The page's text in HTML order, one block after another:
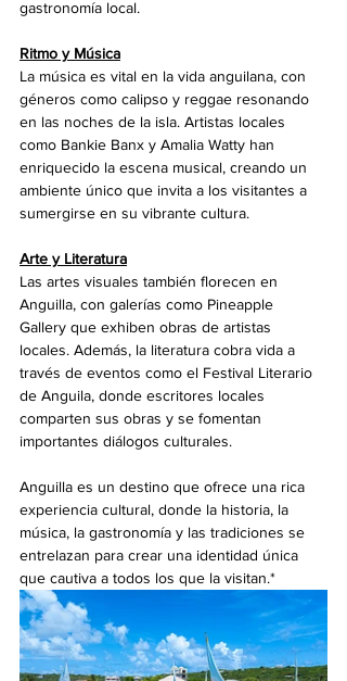
gastronomía local.
Ritmo y Música
La música es vital en la vida anguilana, con
géneros como calipso y reggae resonando
en las noches de la isla. Artistas locales
como Bankie Banx y Amalia Watty han
enriquecido la escena musical, creando un
ambiente único que invita a los visitantes a
sumergirse en su vibrante cultura.
Arte y Literatura
Las artes visuales también florecen en
Anguilla, con galerías como Pineapple
Gallery que exhiben obras de artistas
locales. Además, la literatura cobra vida a
través de eventos como el Festival Literario
de Anguila, donde escritores locales
comparten sus obras y se fomentan
importantes diálogos culturales.
Anguilla es un destino que ofrece una rica
experiencia cultural, donde la historia, la
música, la gastronomía y las tradiciones se
entrelazan para crear una identidad única
que cautiva a todos los que la visitan.*